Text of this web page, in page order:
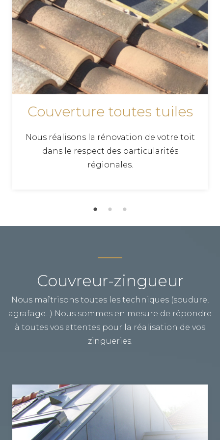
budgets.
PLAQUISTE MESCHERS
TPG RENOVATION intervient sur l'ensemble du
département de la Charente-Maritime (17) pour
tous vos travaux de pose de plaques de plâtre,
placoplatre. Faites appel à un artisan qualifié
pour la rénovation de votre domicile.
TPG RENOVATION intervient sur l'ensemble du
département de la Charente-Maritime (17) pour
compétences à votre service.
tous vos travaux de rénovation.
Couverture toutes tuiles
Nous réalisons la rénovation de votre toit
dans le respect des particularités
régionales.
Couvreur-zingueur
Nous maîtrisons toutes les techniques (soudure,
agrafage...) Nous sommes en mesure de répondre
à toutes vos attentes pour la réalisation de vos
zingueries.